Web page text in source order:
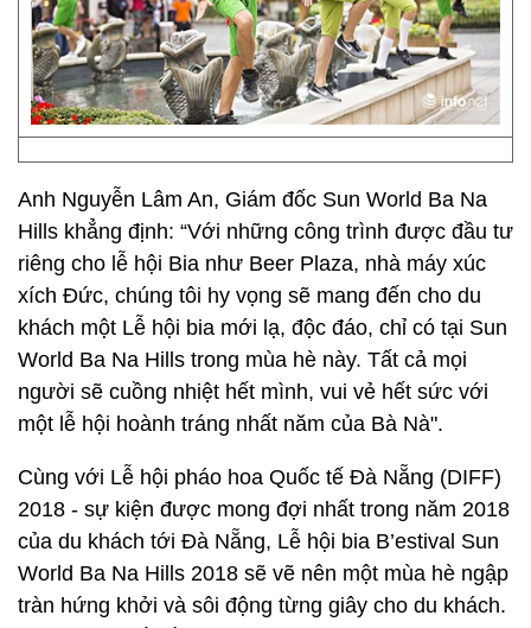
Anh Nguyễn Lâm An, Giám đốc Sun World Ba Na
Hills khẳng định: “Với những công trình được đầu tư
riêng cho lễ hội Bia như Beer Plaza, nhà máy xúc
xích Đức, chúng tôi hy vọng sẽ mang đến cho du
khách một Lễ hội bia mới lạ, độc đáo, chỉ có tại Sun
World Ba Na Hills trong mùa hè này. Tất cả mọi
người sẽ cuồng nhiệt hết mình, vui vẻ hết sức với
một lễ hội hoành tráng nhất năm của Bà Nà".
Cùng với Lễ hội pháo hoa Quốc tế Đà Nẵng (DIFF)
2018 - sự kiện được mong đợi nhất trong năm 2018
của du khách tới Đà Nẵng, Lễ hội bia B’estival Sun
World Ba Na Hills 2018 sẽ vẽ nên một mùa hè ngập
tràn hứng khởi và sôi động từng giây cho du khách.